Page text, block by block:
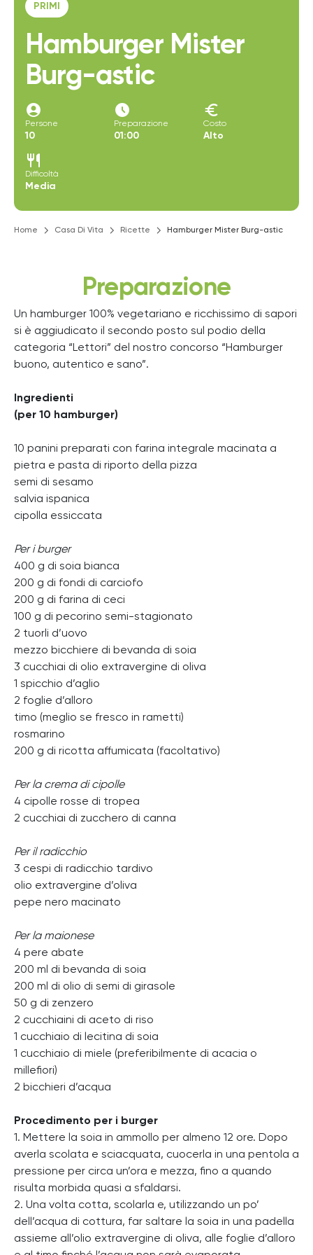
PRIMI
Hamburger Mister
Burg-astic
account_circle
Persone
10
access_time_filled
Preparazione
01:00
euro
Costo
Alto
restaurant
Difficoltà
Media
Home Casa Di Vita Ricette Hamburger Mister Burg-astic
Preparazione
Un hamburger 100% vegetariano e ricchissimo di sapori
si è aggiudicato il secondo posto sul podio della
categoria “Lettori” del nostro concorso “Hamburger
buono, autentico e sano”.
Ingredienti
(per 10 hamburger)
10 panini preparati con farina integrale macinata a
pietra e pasta di riporto della pizza
semi di sesamo
salvia ispanica
cipolla essiccata
Per i burger
400 g di soia bianca
200 g di fondi di carciofo
200 g di farina di ceci
100 g di pecorino semi-stagionato
2 tuorli d’uovo
mezzo bicchiere di bevanda di soia
3 cucchiai di olio extravergine di oliva
1 spicchio d’aglio
2 foglie d’alloro
timo (meglio se fresco in rametti)
rosmarino
200 g di ricotta affumicata (facoltativo)
Per la crema di cipolle
4 cipolle rosse di tropea
2 cucchiai di zucchero di canna
Per il radicchio
3 cespi di radicchio tardivo
olio extravergine d’oliva
pepe nero macinato
Per la maionese
4 pere abate
200 ml di bevanda di soia
200 ml di olio di semi di girasole
50 g di zenzero
2 cucchiaini di aceto di riso
1 cucchiaio di lecitina di soia
1 cucchiaio di miele (preferibilmente di acacia o
millefiori)
2 bicchieri d’acqua
Procedimento per i burger
1. Mettere la soia in ammollo per almeno 12 ore. Dopo
averla scolata e sciacquata, cuocerla in una pentola a
pressione per circa un’ora e mezza, fino a quando
risulta morbida quasi a sfaldarsi.
2. Una volta cotta, scolarla e, utilizzando un po’
dell’acqua di cottura, far saltare la soia in una padella
assieme all’olio extravergine di oliva, alle foglie d’alloro